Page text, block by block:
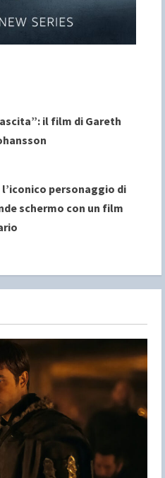
il film di Gareth
personaggio di
schermo con un film